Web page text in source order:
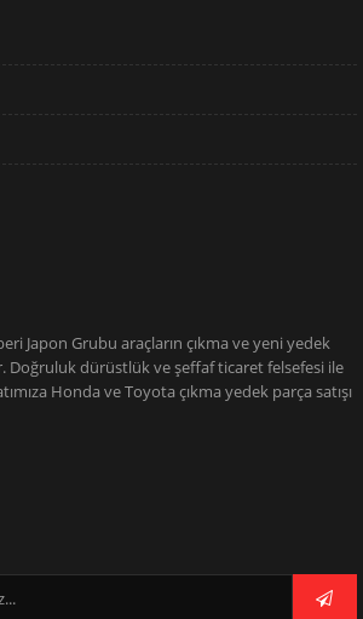
Japon Grubu araçların çıkma ve yeni yedek
Doğruluk dürüstlük ve şeffaf ticaret felsefesi ile
Honda ve Toyota çıkma yedek parça satışı